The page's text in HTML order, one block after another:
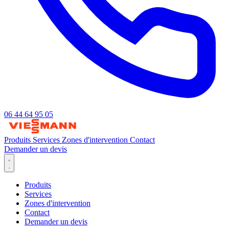
06 44 64 95 05
Produits Services Zones d'intervention Contact
Demander un devis
Produits
Services
Zones d'intervention
Contact
Demander un devis